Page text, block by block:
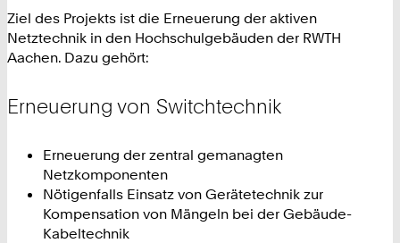
0
Ziel des Projekts ist die Erneuerung der aktiven
Netztechnik in den Hochschulgebäuden der RWTH
Aachen. Dazu gehört:
Erneuerung von Switchtechnik
Erneuerung der zentral gemanagten
Netzkomponenten
Nötigenfalls Einsatz von Gerätetechnik zur
Kompensation von Mängeln bei der Gebäude-
Kabeltechnik